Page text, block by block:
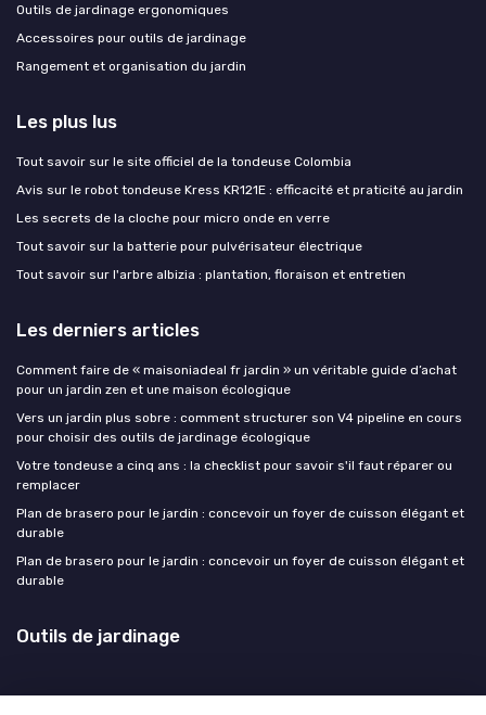
Outils de jardinage ergonomiques
Accessoires pour outils de jardinage
Rangement et organisation du jardin
Les plus lus
Tout savoir sur le site officiel de la tondeuse Colombia
Avis sur le robot tondeuse Kress KR121E : efficacité et praticité au jardin
Les secrets de la cloche pour micro onde en verre
Tout savoir sur la batterie pour pulvérisateur électrique
Tout savoir sur l'arbre albizia : plantation, floraison et entretien
Les derniers articles
Comment faire de « maisoniadeal fr jardin » un véritable guide d’achat
pour un jardin zen et une maison écologique
Vers un jardin plus sobre : comment structurer son V4 pipeline en cours
pour choisir des outils de jardinage écologique
Votre tondeuse a cinq ans : la checklist pour savoir s'il faut réparer ou
remplacer
Plan de brasero pour le jardin : concevoir un foyer de cuisson élégant et
durable
Plan de brasero pour le jardin : concevoir un foyer de cuisson élégant et
durable
Outils de jardinage